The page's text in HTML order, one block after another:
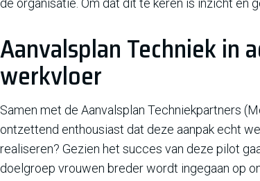
de organisatie. Om dat dit te keren is inzicht en
Aanvalsplan Techniek in
werkvloer
Samen met de Aanvalsplan Techniekpartners
ontzettend enthousiast dat deze aanpak echt
realiseren? Gezien het succes van deze pilot
doelgroep vrouwen breder wordt ingegaan op